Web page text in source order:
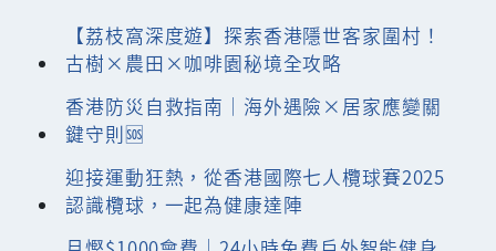
【荔枝窩深度遊】探索香港隱世客家圍村！
古樹×農田×咖啡園秘境全攻略
香港防災自救指南｜海外遇險×居家應變關
鍵守則🆘
迎接運動狂熱，從香港國際七人欖球賽2025
認識欖球，一起為健康達陣